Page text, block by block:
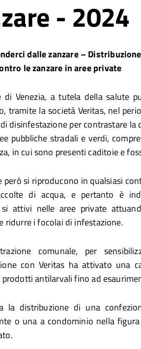
- 2024
dalle zanzare –
le zanzare in aree private
di Venezia, a tutela della salute
tramite la società Veritas, nel
disinfestazione per contrastare la
pubbliche stradali e verdi,
in cui sono presenti caditoie e
però si riproducono in qualsiasi
di acqua, e pertanto è
si attivi nelle aree private
ridurre i focolai di infestazione.
comunale, per
con Veritas ha attivato una
antilarvali fino ad
la distribuzione di una
o una a condominio nella